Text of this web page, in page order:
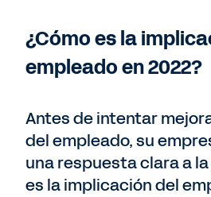
¿Cómo es la
empleado en 2022?
Antes de intentar
del empleado, su
una respuesta clara a
es la implicación del